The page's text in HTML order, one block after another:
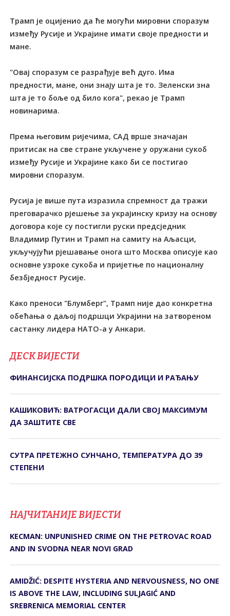
Трамп је оцијенио да ће могући мировни споразум
између Русије и Украјине имати своје предности и
мане.
"Овај споразум се разрађује већ дуго. Има
предности, мане, они знају шта је то. Зеленски зна
шта је то боље од било кога", рекао је Трамп
новинарима.
Према његовим ријечима, САД врше значајан
притисак на све стране укључене у оружани сукоб
између Русије и Украјине како би се постигао
мировни споразум.
Русија је више пута изразила спремност да тражи
преговарачко рјешење за украјинску кризу на основу
договора које су постигли руски предсједник
Владимир Путин и Трамп на самиту на Аљасци,
укључујући рјешавање онога што Москва описује као
основне узроке сукоба и пријетње по националну
безбједност Русије.
Како преноси "Блумберг", Трамп није дао конкретна
обећања о даљој подршци Украјини на затвореном
састанку лидера НАТО-а у Анкари.
ДЕСК ВИЈЕСТИ
ФИНАНСИЈСКА ПОДРШКА ПОРОДИЦИ И РАЂАЊУ
КАШИКОВИЋ: ВАТРОГАСЦИ ДАЛИ СВОЈ МАКСИМУМ
ДА ЗАШТИТЕ СВЕ
СУТРА ПРЕТЕЖНО СУНЧАНО, ТЕМПЕРАТУРА ДО 39
СТЕПЕНИ
НАЈЧИТАНИЈЕ ВИЈЕСТИ
KECMAN: UNPUNISHED CRIME ON THE PETROVAC ROAD
AND IN SVODNA NEAR NOVI GRAD
AMIDŽIĆ: DESPITE HYSTERIA AND NERVOUSNESS, NO ONE
IS ABOVE THE LAW, INCLUDING SULJAGIĆ AND
SREBRENICA MEMORIAL CENTER